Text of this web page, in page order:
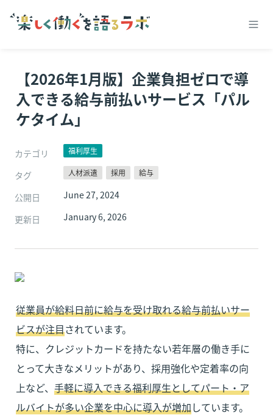
【2026年1月版】企業負担ゼロで導
入できる給与前払いサービス「パル
ケタイム」
カテゴリ 福利厚生
タグ 人材派遣 採用 給与
公開日
June 27, 2024
更新日
January 6, 2026
従業員が給料日前に給与を受け取れる給与前払いサー
ビスが注目されています。
特に、クレジットカードを持たない若年層の働き手に
とって大きなメリットがあり、採用強化や定着率の向
上など、 手軽に導入できる福利厚生としてパート・ア
ルバイトが多い企業を中心に導入が増加しています。